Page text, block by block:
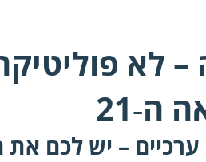
– לא
ה‑21
ערכיים – יש לכם את